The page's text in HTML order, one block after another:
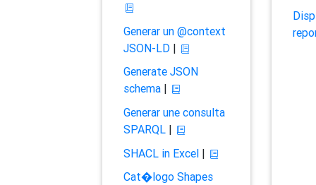
Generar un @context
JSON-LD|
Generate JSON
schema|
Generar une consulta
SPARQL|
SHACL in Excel|
Cat�logo Shapes